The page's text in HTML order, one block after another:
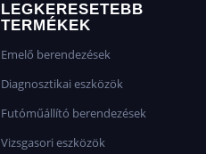
LEGKERESETEBB
TERMÉKEK
Emelő berendezések
Diagnosztikai eszközök
Futóműállító berendezések
Vizsgasori eszközök